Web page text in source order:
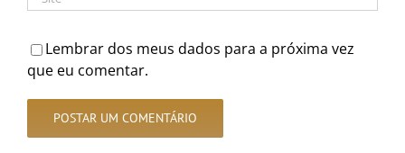
Lembrar dos meus dados para a próxima vez
que eu comentar.